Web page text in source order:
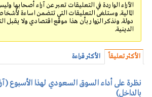
الآراء الواردة في التعليقات تعبر عن آراء أصحابها
المالية. وستلغى التعليقات التي تتضمن اساءة
دولة. ونذكر الزوار بأن هذا موقع اقتصادي ولا يقبل
الدينية.
الأكثر تعليقاً الأكثر قراءة
نظرة على أداء السوق السعودي لهذا الأسبوع
بالداخل)